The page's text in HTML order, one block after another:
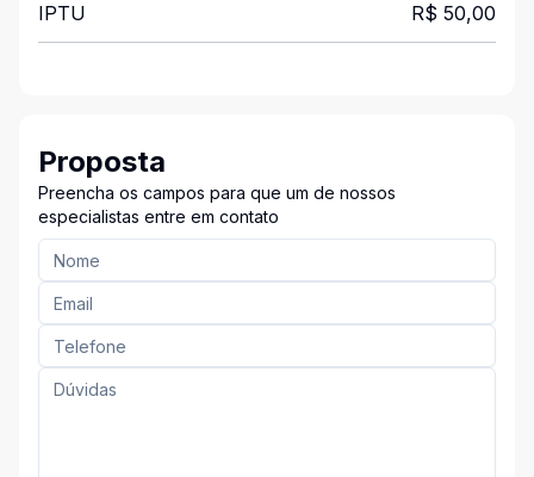
IPTU R$ 50,00
Proposta
Preencha os campos para que um de nossos
especialistas entre em contato